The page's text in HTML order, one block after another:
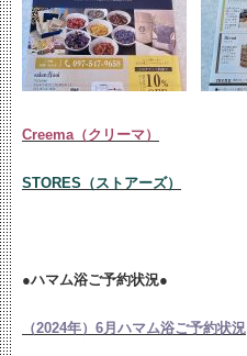
Creema（クリーマ）
STORES（ストアーズ）
●ハマム浴ご予約状況●
（2024年）6月ハマム浴ご予約状況